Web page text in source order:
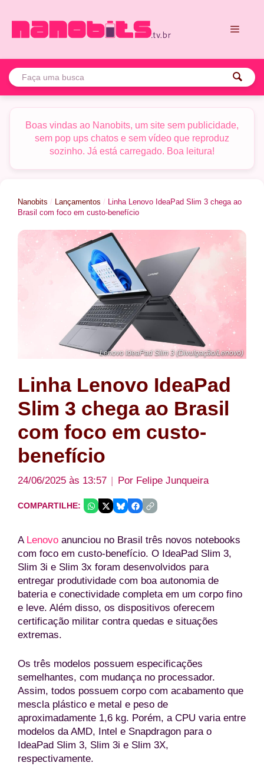
para
Boas vindas ao Nanobits, um site sem publicidade,
sem pop ups chatos e sem vídeo que reproduz
sozinho. Já está carregado. Boa leitura!
Nanobits / Lançamentos / Linha Lenovo IdeaPad Slim 3 chega ao
Brasil com foco em custo-benefício
Lenovo IdeaPad Slim 3 (Divulgação/Lenovo)
Linha Lenovo IdeaPad
Slim 3 chega ao Brasil
com foco em custo-
benefício
24/06/2025 às 13:57 Por Felipe Junqueira
COMPARTILHE:
A Lenovo anunciou no Brasil três novos notebooks
com foco em custo-benefício. O IdeaPad Slim 3,
Slim 3i e Slim 3x foram desenvolvidos para
entregar produtividade com boa autonomia de
bateria e conectividade completa em um corpo fino
e leve. Além disso, os dispositivos oferecem
certificação militar contra quedas e situações
extremas.
Os três modelos possuem especificações
semelhantes, com mudança no processador.
Assim, todos possuem corpo com acabamento que
mescla plástico e metal e peso de
aproximadamente 1,6 kg. Porém, a CPU varia entre
modelos da AMD, Intel e Snapdragon para o
IdeaPad Slim 3, Slim 3i e Slim 3X,
respectivamente.